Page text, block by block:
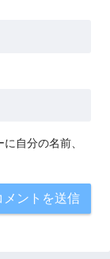
自分の名前、